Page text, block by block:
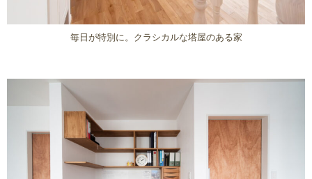
毎日が特別に。クラシカルな塔屋のある家